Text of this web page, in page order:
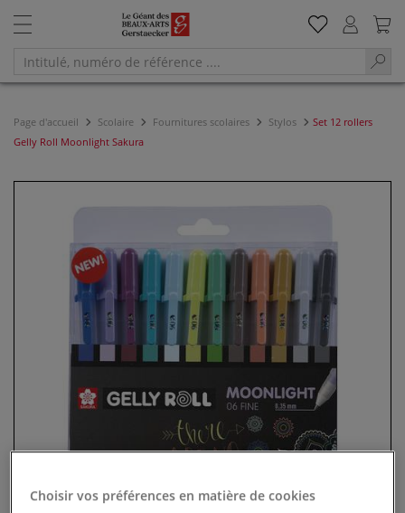
Page d'accueil Scolaire Fournitures scolaires Stylos
Set 12 rollers
Gelly Roll Moonlight Sakura
Choisir vos préférences en matière de cookies